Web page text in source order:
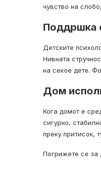
чувство на
Поддршка
Детските
Нивната
на секое дете.
Дом
Кога домот е
сигурно,
преку притисок,
Погрижете се за